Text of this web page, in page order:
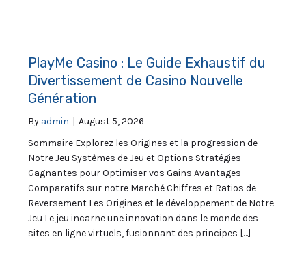
PlayMe Casino : Le Guide Exhaustif du
Divertissement de Casino Nouvelle
Génération
By admin | August 5, 2026
Sommaire Explorez les Origines et la progression de
Notre Jeu Systèmes de Jeu et Options Stratégies
Gagnantes pour Optimiser vos Gains Avantages
Comparatifs sur notre Marché Chiffres et Ratios de
Reversement Les Origines et le développement de Notre
Jeu Le jeu incarne une innovation dans le monde des
sites en ligne virtuels, fusionnant des principes […]